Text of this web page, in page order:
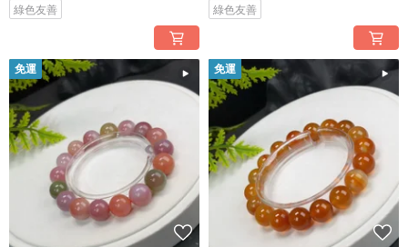
綠色友善 綠色友善
免運 免運